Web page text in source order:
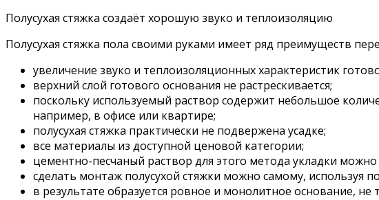
Полусухая стяжка создаёт хорошую звуко и теплоизоляцию
Полусухая стяжка пола своими руками имеет ряд преимуществ
увеличение звуко и теплоизоляционных характеристик
верхний слой готового основания не растрескивается;
поскольку используемый раствор содержит небольшое
например, в офисе или квартире;
полусухая стяжка практически не подвержена усадке;
все материалы из доступной ценовой категории;
цементно-песчаный раствор для этого метода укладки можно
сделать монтаж полусухой стяжки можно самому, используя
в результате образуется ровное и монолитное основание,